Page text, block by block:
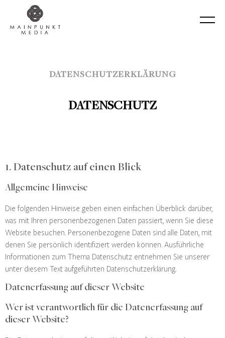
DATENSCHUTZERKLÄRUNG
DATENSCHUTZ
1. Datenschutz auf einen Blick
Allgemeine Hinweise
Die folgenden Hinweise geben einen einfachen Überblick darüber,
was mit Ihren personenbezogenen Daten passiert, wenn Sie diese
Website besuchen. Personenbezogene Daten sind alle Daten, mit
denen Sie persönlich identifiziert werden können. Ausführliche
Informationen zum Thema Datenschutz entnehmen Sie unserer
unter diesem Text aufgeführten Datenschutzerklärung.
Datenerfassung auf dieser Website
Wer ist verantwortlich für die Datenerfassung auf
dieser Website?